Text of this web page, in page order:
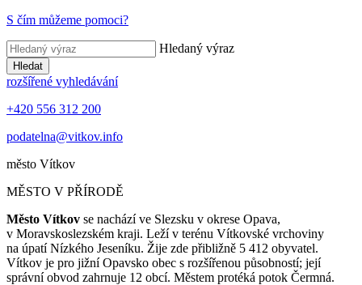
S čím můžeme pomoci?
Hledaný výraz
Hledat
rozšířené vyhledávání
+420 556 312 200
podatelna@vitkov.info
město Vítkov
MĚSTO V PŘÍRODĚ
Město Vítkov se nachází ve Slezsku v okrese Opava,
v Moravskoslezském kraji. Leží v terénu Vítkovské vrchoviny
na úpatí Nízkého Jeseníku. Žije zde přibližně 5 412 obyvatel.
Vítkov je pro jižní Opavsko obec s rozšířenou působností; její
správní obvod zahrnuje 12 obcí. Městem protéká potok Čermná.